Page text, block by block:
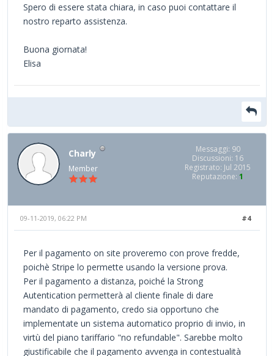
Spero di essere stata chiara, in caso puoi contattare il
nostro reparto assistenza.
Buona giornata!
Elisa
Charly
Member
Messaggi: 90
Discussioni: 16
Registrato: Jul 2015
Reputazione: 1
#4
09-11-2019, 06:22 PM
Per il pagamento on site proveremo con prove fredde,
poichè Stripe lo permette usando la versione prova.
Per il pagamento a distanza, poiché la Strong
Autentication permetterà al cliente finale di dare
mandato di pagamento, credo sia opportuno che
implementate un sistema automatico proprio di invio, in
virtù del piano tariffario "no refundable". Sarebbe molto
giustificabile che il pagamento avvenga in contestualità